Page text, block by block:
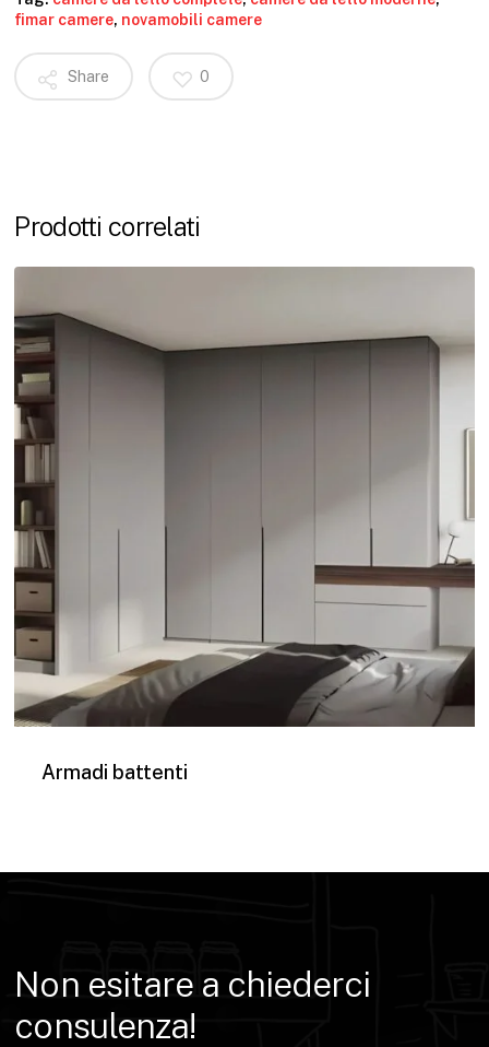
fimar camere, novamobili camere
Share 0
Prodotti correlati
Armadi battenti
Non esitare a chiederci
consulenza!